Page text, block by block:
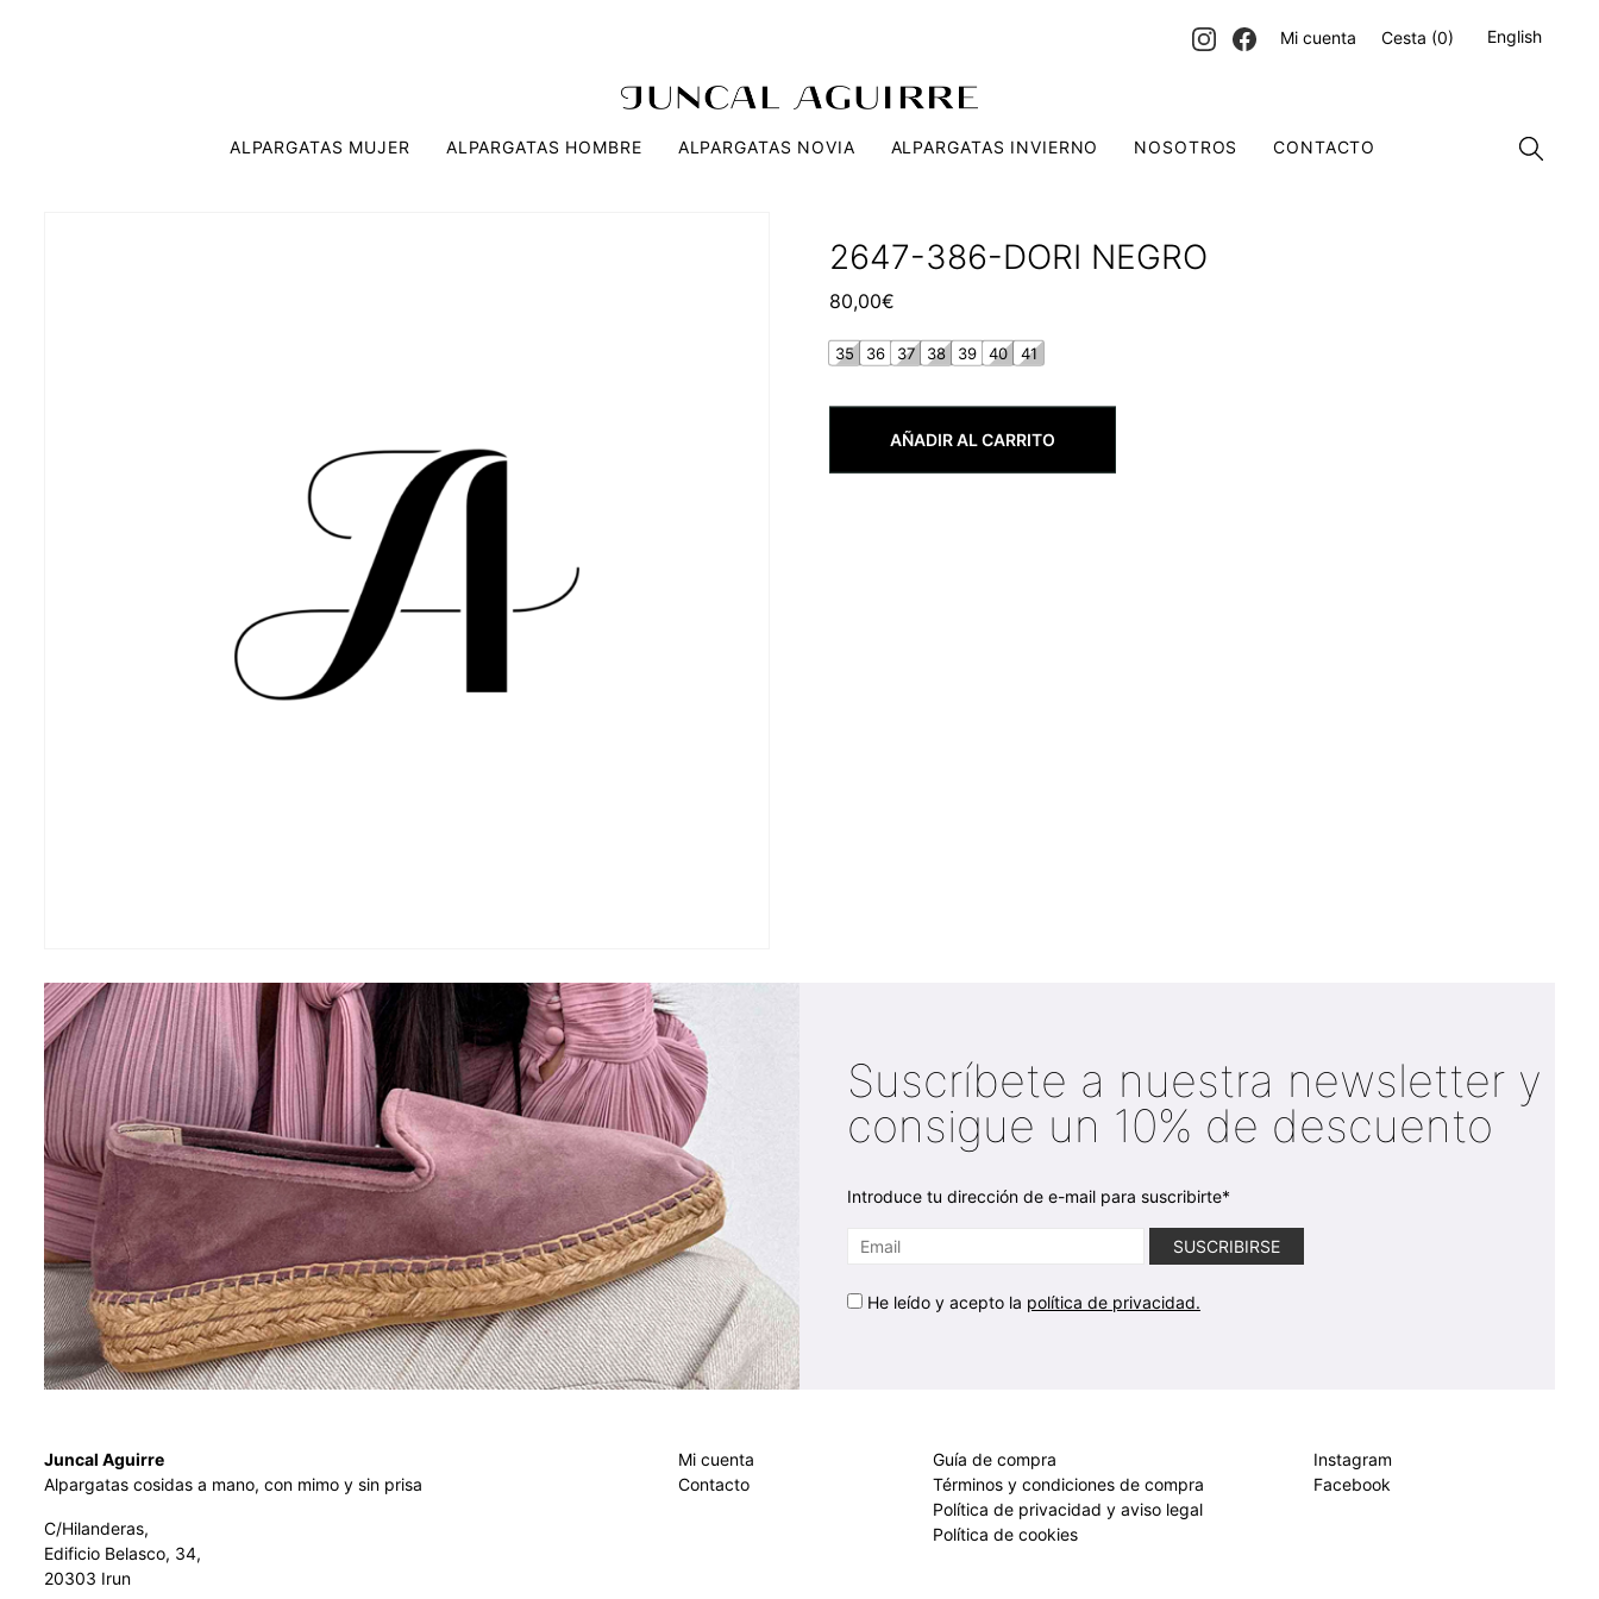
Mi cuenta Cesta (0) English
ALPARGATAS MUJER ALPARGATAS HOMBRE ALPARGATAS NOVIA ALPARGATAS INVIERNO NOSOTROS CONTACTO
2647-386-DORI NEGRO
80,00€
35 36 37 38 39 40 41
AÑADIR AL CARRITO
Suscríbete a nuestra newsletter y
consigue un 10% de descuento
Introduce tu dirección de e-mail para suscribirte*
He leído y acepto la política de privacidad.
Juncal Aguirre
Alpargatas cosidas a mano, con mimo y sin prisa
C/Hilanderas,
Edificio Belasco, 34,
20303 Irun
Mi cuenta
Contacto
Guía de compra
Términos y condiciones de compra
Política de privacidad y aviso legal
Política de cookies
Instagram
Facebook